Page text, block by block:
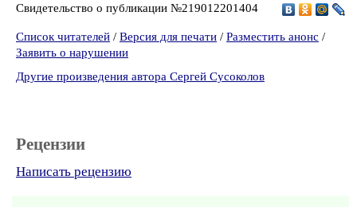
Свидетельство о публикации №219012201404
Список читателей / Версия для печати / Разместить анонс /
Заявить о нарушении
Другие произведения автора Сергей Сусоколов
Рецензии
Написать рецензию